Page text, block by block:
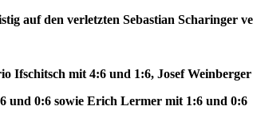
auf den verletzten Sebastian Scharinger
Ifschitsch mit 4:6 und 1:6, Josef
und 0:6 sowie Erich Lermer mit 1:6 und 0:6